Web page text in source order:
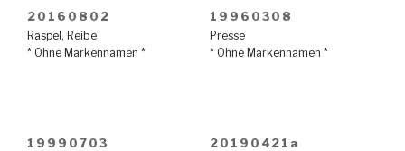
20160802
Raspel, Reibe
* Ohne Markennamen *
19960308
Presse
* Ohne Markennamen *
19990703 20190421a